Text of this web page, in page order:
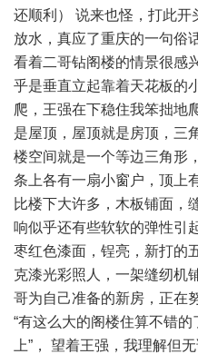
还顺利） 说来也怪，打此开
放水，真应了重庆的一句俗
看着二哥钻阁楼的情景很感
乎是垂直立起靠着天花板的
爬，王强在下稳住我笨拙地
是屋顶，屋顶就是房顶，三
楼空间就是一个等边三角形
条上各有一扇小窗户，顶上
比楼下大许多，木板铺面，
响似乎还有些软软的弹性引
枣红色漆面，锃亮，新打的
克漆光彩照人，一架缝纫机
哥为自己准备的新房，正在
“有这么大的阁楼住算不错
上”， 望着王强，我理解但无